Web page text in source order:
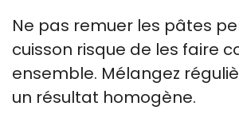
Ne pas remuer les pâtes
cuisson risque de les faire
ensemble. Mélangez
un résultat homogène.